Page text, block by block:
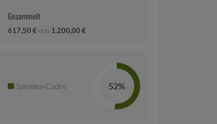
Gesammelt
617,50 €von 1.200,00 €
Spenden-Codes 52%